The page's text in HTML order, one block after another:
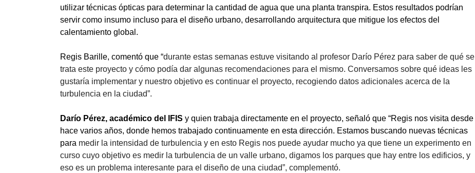
utilizar técnicas ópticas para determinar la cantidad de agua que una planta transpira. Estos resultados podrían
servir como insumo incluso para el diseño urbano, desarrollando arquitectura que mitigue los efectos del
calentamiento global.
Regis Barille, comentó que “durante estas semanas estuve visitando al profesor Darío Pérez para saber de qué se
trata este proyecto y cómo podía dar algunas recomendaciones para el mismo. Conversamos sobre qué ideas les
gustaría implementar y nuestro objetivo es continuar el proyecto, recogiendo datos adicionales acerca de la
turbulencia en la ciudad”.
Darío Pérez, académico del IFIS y quien trabaja directamente en el proyecto, señaló que “Regis nos visita desde
hace varios años, donde hemos trabajado continuamente en esta dirección. Estamos buscando nuevas técnicas
para medir la intensidad de turbulencia y en esto Regis nos puede ayudar mucho ya que tiene un experimento en
curso cuyo objetivo es medir la turbulencia de un valle urbano, digamos los parques que hay entre los edificios, y
eso es un problema interesante para el diseño de una ciudad”, complementó.